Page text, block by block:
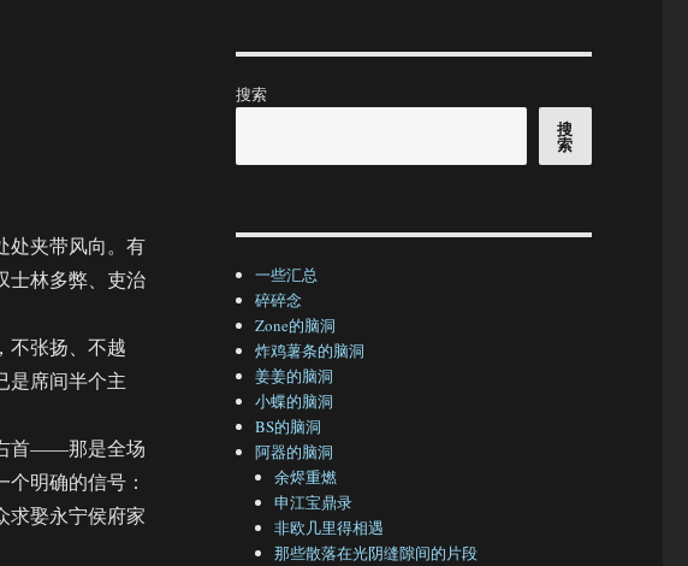
夹带风向。有
士林多弊、吏治
张扬、不越
是席间半个主
首——那是全场
明确的信号：
求娶永宁侯府家
搜索
搜
索
一些汇总
碎碎念
Zone的脑洞
炸鸡薯条的脑洞
姜姜的脑洞
小蝶的脑洞
BS的脑洞
阿器的脑洞
余烬重燃
申江宝鼎录
非欧几里得相遇
那些散落在光阴缝隙间的片段